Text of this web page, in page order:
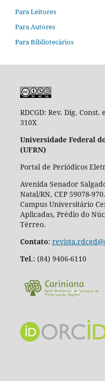
Para Leitores
Para Autores
Para Bibliotecários
RDCGD: Rev. Dig. Const.
310X
Universidade Federal
(UFRN)
Portal de Periódicos
Avenida Senador
Natal/RN, CEP 59078-970.
Campus Universitário
Aplicadas, Prédio do
Térreo.
Contato:
Tel.: (84) 9406-6110